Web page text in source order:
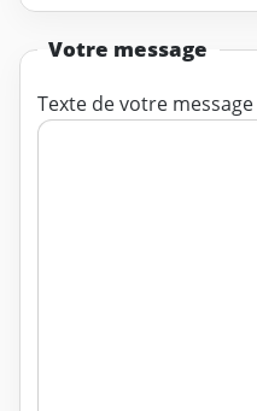
Votre message